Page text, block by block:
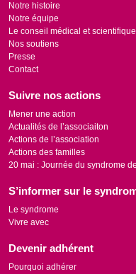
Notre histoire
Notre équipe
Le conseil médical et
Nos soutiens
Presse
Contact
Suivre nos actions
Mener une action
Actualités de l’associaiton
Actions de l’association
Actions des familles
20 mai : Journée du syndrome
S’informer sur le
Le syndrome
Vivre avec
Devenir adhérent
Pourquoi adhérer